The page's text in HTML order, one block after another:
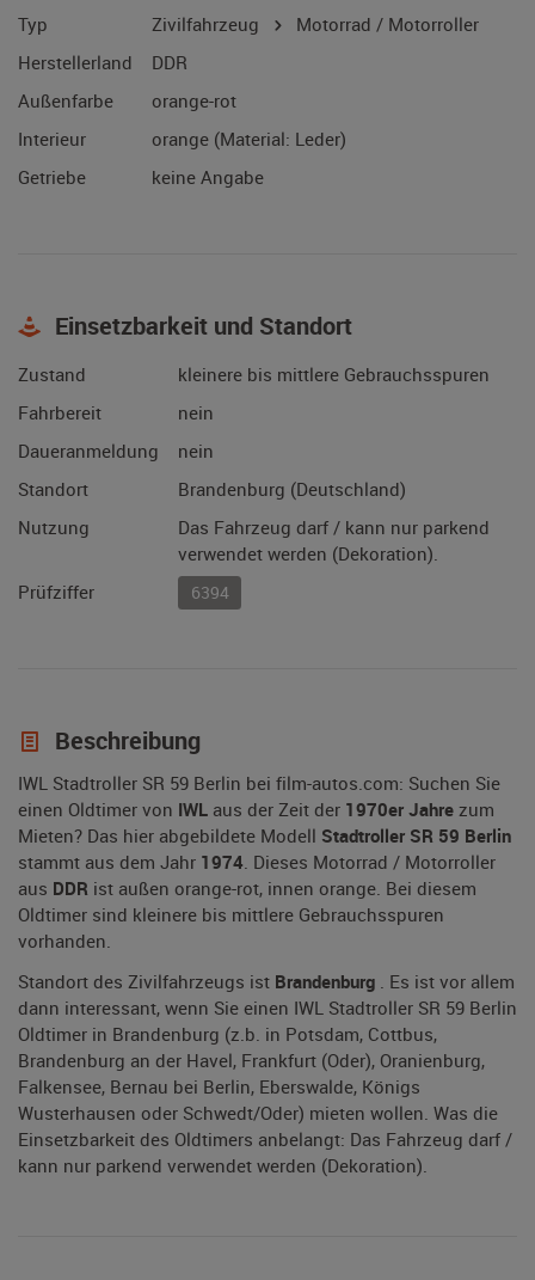
Typ
Zivilfahrzeug
Motorrad / Motorroller
Herstellerland
DDR
Außenfarbe
orange-rot
Interieur
orange (Material: Leder)
Getriebe
keine Angabe
Einsetzbarkeit und Standort
Zustand
kleinere bis mittlere Gebrauchsspuren
Fahrbereit
nein
Daueranmeldung
nein
Standort
Brandenburg (Deutschland)
Nutzung
Das Fahrzeug darf / kann nur parkend
verwendet werden (Dekoration).
Prüfziffer
6394
Beschreibung
IWL Stadtroller SR 59 Berlin bei film-autos.com: Suchen Sie
einen Oldtimer von IWL aus der Zeit der 1970er Jahre zum
Mieten? Das hier abgebildete Modell Stadtroller SR 59 Berlin
stammt aus dem Jahr 1974. Dieses Motorrad / Motorroller
aus DDR ist außen orange-rot, innen orange. Bei diesem
Oldtimer sind kleinere bis mittlere Gebrauchsspuren
vorhanden.
Standort des Zivilfahrzeugs ist Brandenburg . Es ist vor allem
dann interessant, wenn Sie einen IWL Stadtroller SR 59 Berlin
Oldtimer in Brandenburg (z.b. in Potsdam, Cottbus,
Brandenburg an der Havel, Frankfurt (Oder), Oranienburg,
Falkensee, Bernau bei Berlin, Eberswalde, Königs
Wusterhausen oder Schwedt/Oder) mieten wollen. Was die
Einsetzbarkeit des Oldtimers anbelangt: Das Fahrzeug darf /
kann nur parkend verwendet werden (Dekoration).